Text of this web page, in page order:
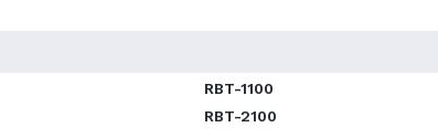
RBT-1100
RBT-2100